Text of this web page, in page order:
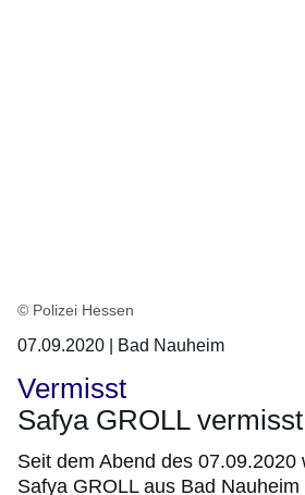
© Polizei Hessen
07.09.2020 | Bad Nauheim
Vermisst
Safya GROLL vermisst
Seit dem Abend des 07.09.2020
Safya GROLL aus Bad Nauheim